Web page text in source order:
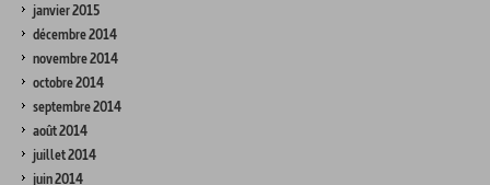
janvier 2015
décembre 2014
novembre 2014
octobre 2014
septembre 2014
août 2014
juillet 2014
juin 2014